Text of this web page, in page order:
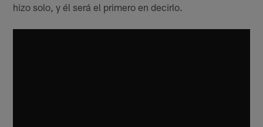
hizo solo, y él será el primero en decirlo.